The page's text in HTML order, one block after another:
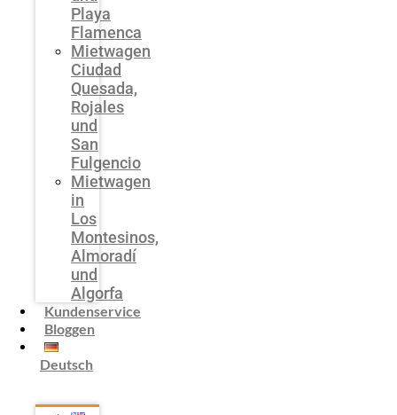
Playa
Flamenca
Mietwagen
Ciudad
Quesada,
Rojales
und
San
Fulgencio
Mietwagen
in
Los
Montesinos,
Almoradí
und
Algorfa
Kundenservice
Bloggen
Deutsch